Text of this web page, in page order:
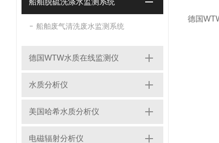
船舶脱硫洗涤水监测系统
船舶废气清洗废水监测系统
德国WTW水质在线监测仪
水质分析仪
美国哈希水质分析仪
电磁辐射分析仪
德国